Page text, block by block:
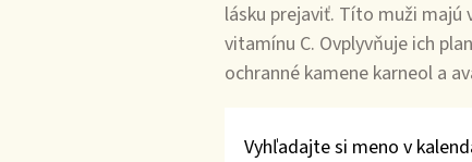
lásku prejaviť. Títo muži
vitamínu C. Ovplyvňuje ich
ochranné kamene karneol a
Vyhľadajte si meno v